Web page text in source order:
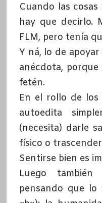
Cuando las
hay que decirlo.
FLM, pero tenía
Y ná, lo de
anécdota,
fetén.
En el rollo de los
autoedita
(necesita) darle
físico o
Sentirse bien es
Luego
pensando que lo